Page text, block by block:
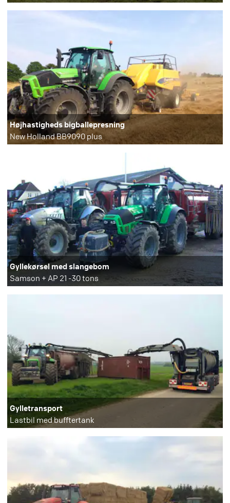
Højhastigheds bigballepresning
New Holland BB9090 plus
Gyllekørsel med slangebom
Samson + AP 21 -30 tons
Gylletransport
Lastbil med bufftertank